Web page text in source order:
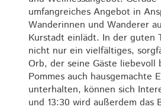
umfangreiches Angebot in
Wanderinnen und Wanderer
Kurstadt einlädt. In der guten
nicht nur ein vielfältiges,
Orb, der seine Gäste
Pommes auch hausgemachte
unterhalten, können sich
und 13:30 wird außerdem das